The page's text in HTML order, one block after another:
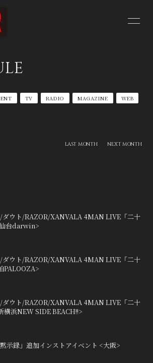
YouTube
ログイン
TV RADIO MAGAZINE
WEB
LAST MONTH NEXT MONTH
ダウト/RAZOR/XANVALA 4MAN LIVE「二十
台darwin>
ダウト/RAZOR/XANVALA 4MAN LIVE「二十
PALOOZA>
ダウト/RAZOR/XANVALA 4MAN LIVE「二十
横浜NEW SIDE BEACH!!>
黙示録」追加インストアイベント <大阪>